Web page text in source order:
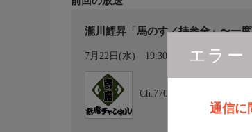
エラー
通信に
瀧川鯉昇「馬のす／持参金」〜一
7月22日(水) 19:30〜20:30 カ
Ch.770